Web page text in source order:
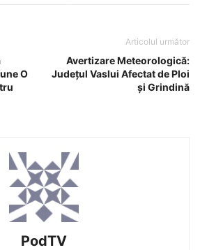
O
Articolul următor
Avertizare Meteorologică:
Județul Vaslui Afectat de Ploi
și Grindină
PodTV